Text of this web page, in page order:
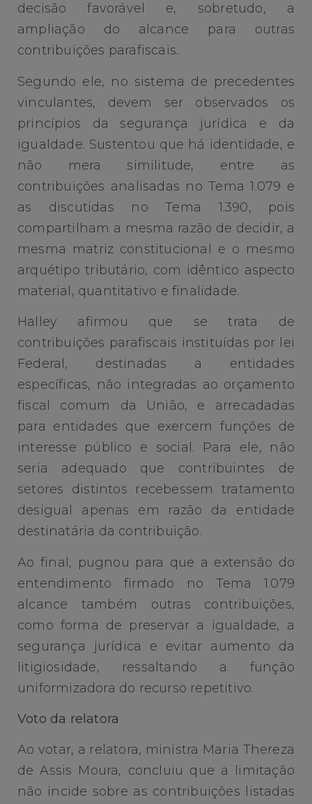
decisão favorável e, sobretudo, a
ampliação do alcance para outras
contribuições parafiscais.
Segundo ele, no sistema de precedentes
vinculantes, devem ser observados os
princípios da segurança jurídica e da
igualdade. Sustentou que há identidade, e
não mera similitude, entre as
contribuições analisadas no Tema 1.079 e
as discutidas no Tema 1.390, pois
compartilham a mesma razão de decidir, a
mesma matriz constitucional e o mesmo
arquétipo tributário, com idêntico aspecto
material, quantitativo e finalidade.
Halley afirmou que se trata de
contribuições parafiscais instituídas por lei
Federal, destinadas a entidades
específicas, não integradas ao orçamento
fiscal comum da União, e arrecadadas
para entidades que exercem funções de
interesse público e social. Para ele, não
seria adequado que contribuintes de
setores distintos recebessem tratamento
desigual apenas em razão da entidade
destinatária da contribuição.
Ao final, pugnou para que a extensão do
entendimento firmado no Tema 1.079
alcance também outras contribuições,
como forma de preservar a igualdade, a
segurança jurídica e evitar aumento da
litigiosidade, ressaltando a função
uniformizadora do recurso repetitivo.
Voto da relatora
Ao votar, a relatora, ministra Maria Thereza
de Assis Moura, concluiu que a limitação
não incide sobre as contribuições listadas